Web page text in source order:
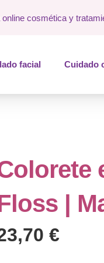
online cosmética y
facial Cuidado
|
€